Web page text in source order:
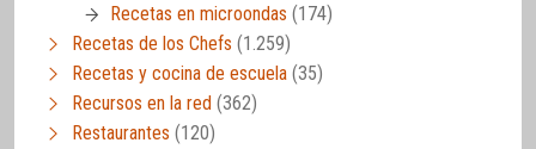
Recetas en microondas (174)
Recetas de los Chefs (1.259)
Recetas y cocina de escuela (35)
Recursos en la red (362)
Restaurantes (120)